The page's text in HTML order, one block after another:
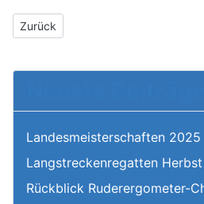
Vorheriger Beitrag:
Zurück
Landesmeisterschaften 2025
Langstreckenregatten Herbst
Rückblick Ruderergometer-